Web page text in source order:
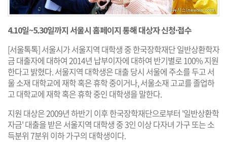
4.10일~5.30일까지 서울시 홈페이지 통해 대상자 신청·접수
[서울톡톡] 서울시가 서울지역 대학생 중 한국장학재단 일반상환학자
금 대출자에 대하여 2014년 납부이자에 대하여 반기별로 100% 지원
한다고 밝혔다. 서울지역 대학생은 대출 당시 서울에 주소를 두고 서
울 소재 대학교에 재학 혹은 휴학 중이거나, 서울소재 고교를 졸업하
고 대학교에 재학 혹은 휴학 중인 대학생을 말한다.
지원 대상은 2009년 하반기 이후 한국장학재단으로부터 '일반상환학
자금' 대출을 받은 서울지역 대학생 중 3인 이상 다자녀 가구 또는 소
득분위 7분위 이하 가구의 대학생이다.